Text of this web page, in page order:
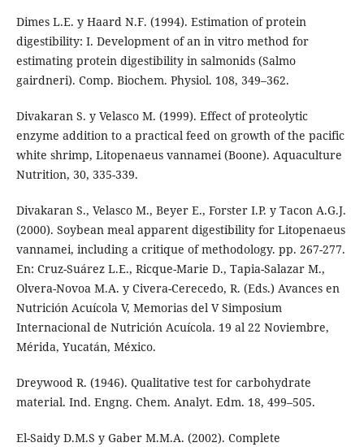
Dimes L.E. y Haard N.F. (1994). Estimation of protein
digestibility: I. Development of an in vitro method for
estimating protein digestibility in salmonids (Salmo
gairdneri). Comp. Biochem. Physiol. 108, 349–362.
Divakaran S. y Velasco M. (1999). Effect of proteolytic
enzyme addition to a practical feed on growth of the pacific
white shrimp, Litopenaeus vannamei (Boone). Aquaculture
Nutrition, 30, 335-339.
Divakaran S., Velasco M., Beyer E., Forster I.P. y Tacon A.G.J.
(2000). Soybean meal apparent digestibility for Litopenaeus
vannamei, including a critique of methodology. pp. 267-277.
En: Cruz-Suárez L.E., Ricque-Marie D., Tapia-Salazar M.,
Olvera-Novoa M.A. y Civera-Cerecedo, R. (Eds.) Avances en
Nutrición Acuícola V, Memorias del V Simposium
Internacional de Nutrición Acuícola. 19 al 22 Noviembre,
Mérida, Yucatán, México.
Dreywood R. (1946). Qualitative test for carbohydrate
material. Ind. Engng. Chem. Analyt. Edm. 18, 499–505.
El-Saidy D.M.S y Gaber M.M.A. (2002). Complete